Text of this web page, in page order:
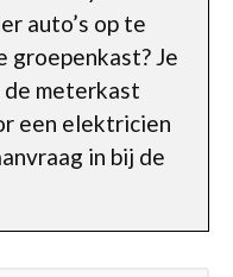
auto’s op te
groepenkast? Je
meterkast
een elektricien
in bij de